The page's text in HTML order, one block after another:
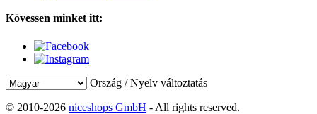
Kövessen minket itt:
Ország / Nyelv változtatás
© 2010-2026 niceshops GmbH - All rights reserved.